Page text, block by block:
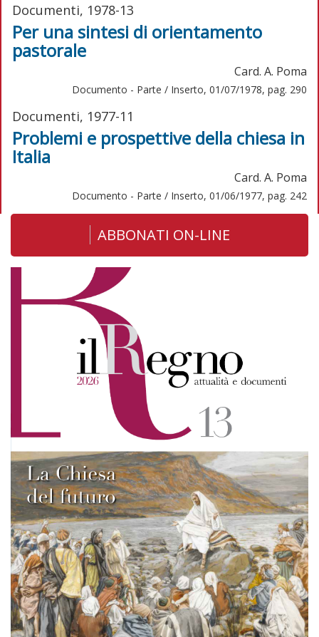
Documenti, 1978-13
Per una sintesi di orientamento
pastorale
Card. A. Poma
Documento - Parte / Inserto, 01/07/1978, pag. 290
Documenti, 1977-11
Problemi e prospettive della chiesa in
Italia
Card. A. Poma
Documento - Parte / Inserto, 01/06/1977, pag. 242
ABBONATI ON-LINE